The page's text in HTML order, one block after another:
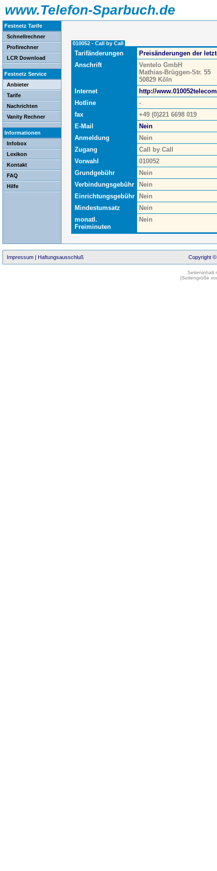
www.Telefon-Sparbuch.de
Festnetz Tarife
Schnellrechner
Profirechner
LCR Download
Festnetz Service
Anbieter
Tarife
Nachrichten
Vanity Rechner
Informationen
Infobox
Lexikon
Kontakt
FAQ
Hilfe
010052 - Call by Call
Tarifänderungen
Preisänderungen der
Anschrift
Ventelo GmbH
Mathias-Brüggen-Str. 55
50829 Köln
Internet
http://
Hotline
-
fax
+49 (0)221 6698 019
E-Mail
Nein
Anmeldung
Nein
Zugang
Call by Call
Vorwahl
010052
Grundgebühr
Nein
Verbindungsgebühr
Nein
Einrichtungsgebühr
Nein
Mindestumsatz
Nein
monatl.
Freiminuten
Nein
Impressum | Haftungsausschluß Copyright ©
Seiteninhalt
(Seitengröße